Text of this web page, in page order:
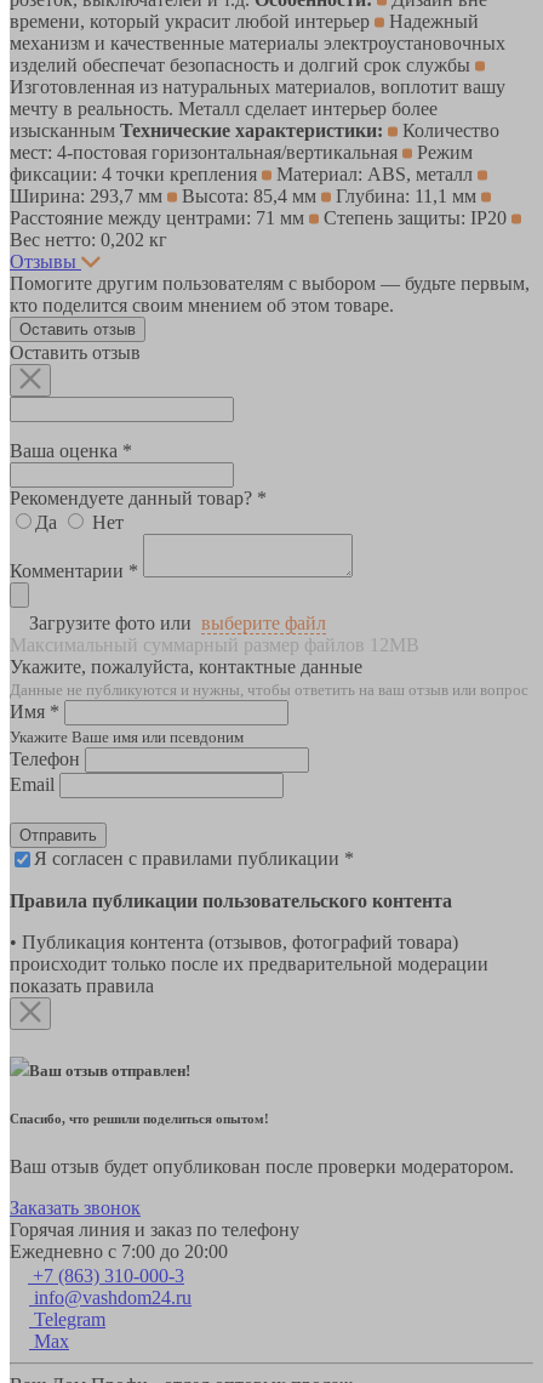
времени, который украсит любой интерьер
Надежный
механизм и качественные материалы электроустановочных
изделий обеспечат безопасность и долгий срок службы
Изготовленная из натуральных материалов, воплотит вашу
мечту в реальность. Металл сделает интерьер более
изысканным Технические характеристики:
Количество
мест: 4-постовая горизонтальная/вертикальная
Режим
фиксации: 4 точки крепления
Материал: ABS, металл
Ширина: 293,7 мм
Высота: 85,4 мм
Глубина: 11,1 мм
Расстояние между центрами: 71 мм
Степень защиты: IP20
Вес нетто: 0,202 кг
Отзывы
Помогите другим пользователям с выбором — будьте первым,
кто поделится своим мнением об этом товаре.
Оставить отзыв
Оставить отзыв
Ваша оценка *
Рекомендуете данный товар? *
Да
Нет
Комментарии *
Загрузите фото или выберите файл
Максимальный суммарный размер файлов 12MB
Укажите, пожалуйста, контактные данные
Данные не публикуются и нужны, чтобы ответить на ваш отзыв или вопрос
Имя *
Укажите Ваше имя или псевдоним
Телефон
Email
Отправить
Я согласен с правилами публикации *
Правила публикации пользовательского контента
• Публикация контента (отзывов, фотографий товара)
происходит только после их предварительной модерации
показать правила
Ваш отзыв отправлен!
Спасибо, что решили поделиться опытом!
Ваш отзыв будет опубликован после проверки модератором.
Заказать звонок
Горячая линия и заказ по телефону
Ежедневно с 7:00 до 20:00
+7 (863) 310-000-3
info@vashdom24.ru
Telegram
Max